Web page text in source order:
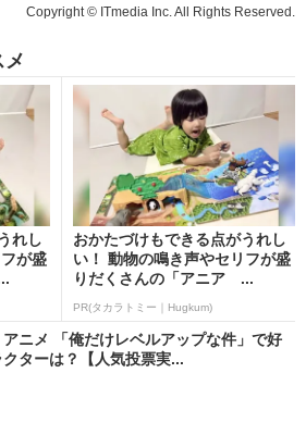
Copyright © ITmedia Inc. All Rights Reserved.
れし
が盛
おかたづけもできる点がうれし
い！ 動物の鳴き声やセリフが盛
りだくさんの「アニア ...
PR(タカラトミー｜Hugkum)
アニメ 「俺だけレベルアップな件」で好
クターは？【人気投票実...